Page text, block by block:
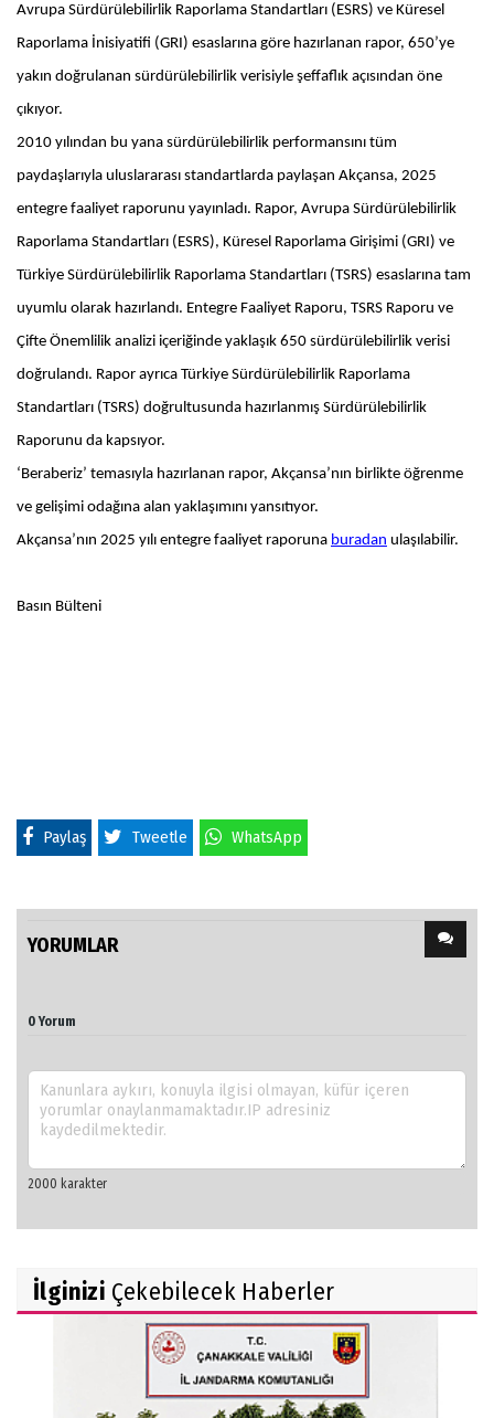
Avrupa Sürdürülebilirlik Raporlama Standartları (ESRS) ve Küresel
Raporlama İnisiyatifi (GRI) esaslarına göre hazırlanan rapor, 650’ye
yakın doğrulanan sürdürülebilirlik verisiyle şeffaflık açısından öne
çıkıyor.
2010 yılından bu yana sürdürülebilirlik performansını tüm
paydaşlarıyla uluslararası standartlarda paylaşan Akçansa, 2025
entegre faaliyet raporunu yayınladı. Rapor, Avrupa Sürdürülebilirlik
Raporlama Standartları (ESRS), Küresel Raporlama Girişimi (GRI) ve
Türkiye Sürdürülebilirlik Raporlama Standartları (TSRS) esaslarına tam
uyumlu olarak hazırlandı. Entegre Faaliyet Raporu, TSRS Raporu ve
Çifte Önemlilik analizi içeriğinde yaklaşık 650 sürdürülebilirlik verisi
doğrulandı. Rapor ayrıca Türkiye Sürdürülebilirlik Raporlama
Standartları (TSRS) doğrultusunda hazırlanmış Sürdürülebilirlik
Raporunu da kapsıyor.
‘Beraberiz’ temasıyla hazırlanan rapor, Akçansa’nın birlikte öğrenme
ve gelişimi odağına alan yaklaşımını yansıtıyor.
Akçansa’nın 2025 yılı entegre faaliyet raporuna buradan ulaşılabilir.
Basın Bülteni
Paylaş Tweetle WhatsApp
YORUMLAR
0 Yorum
İlginizi Çekebilecek Haberler